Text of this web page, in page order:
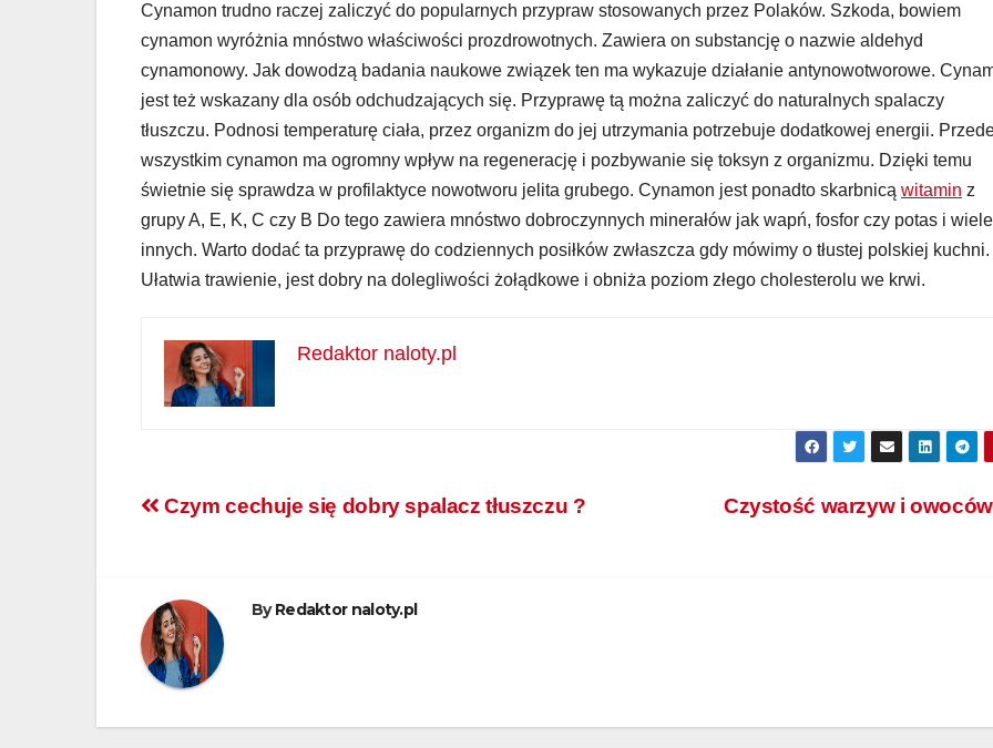
Cynamon trudno raczej zaliczyć do popularnych przypraw stosowanych przez Polaków. Szkoda, bowiem
cynamon wyróżnia mnóstwo właściwości prozdrowotnych. Zawiera on substancję o nazwie aldehyd
cynamonowy. Jak dowodzą badania naukowe związek ten ma wykazuje działanie antynowotworowe.
jest też wskazany dla osób odchudzających się. Przyprawę tą można zaliczyć do naturalnych spalaczy
tłuszczu. Podnosi temperaturę ciała, przez organizm do jej utrzymania potrzebuje dodatkowej energii.
wszystkim cynamon ma ogromny wpływ na regenerację i pozbywanie się toksyn z organizmu. Dzięki temu
świetnie się sprawdza w profilaktyce nowotworu jelita grubego. Cynamon jest ponadto skarbnicą witamin z
grupy A, E, K, C czy B Do tego zawiera mnóstwo dobroczynnych minerałów jak wapń, fosfor czy potas i wiele
innych. Warto dodać ta przyprawę do codziennych posiłków zwłaszcza gdy mówimy o tłustej polskiej kuchni.
Ułatwia trawienie, jest dobry na dolegliwości żołądkowe i obniża poziom złego cholesterolu we krwi.
Redaktor naloty.pl
Nawigacja
Czystość warzyw i
Czym cechuje się dobry spalacz tłuszczu ?
ByRedaktor naloty.pl